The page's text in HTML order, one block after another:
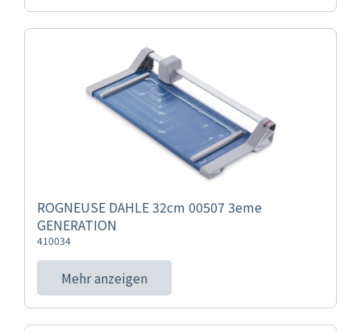
ROGNEUSE DAHLE 32cm 00507 3eme
GENERATION
410034
Mehr anzeigen